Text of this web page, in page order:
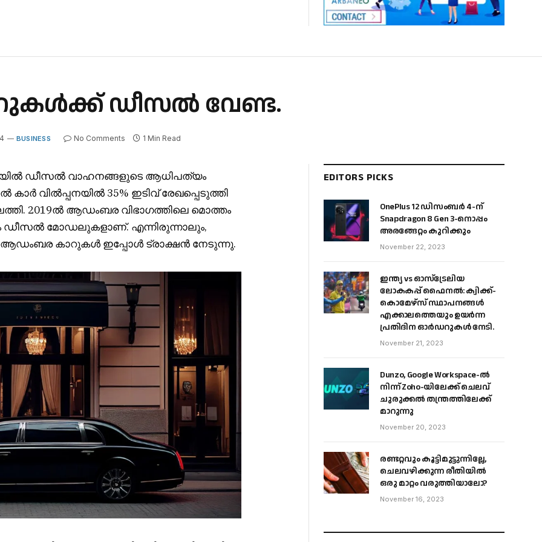
ഡീസൽ വേണ്ട.
BUSINESS No Comments 1 Min Read
ഡീസൽ വാഹനങ്ങളുടെ ആധിപത്യം
വിൽപ്പനയിൽ 35% ഇടിവ് രേഖപ്പെടുത്തി
2019ൽ ആഡംബര വിഭാഗത്തിലെ മൊത്തം
ഡീസൽ മോഡലുകളാണ്. എന്നിരുന്നാലും,
ആഡംബര കാറുകൾ ഇപ്പോൾ ട്രാക്ഷൻ നേടുന്നു.
EDITORS PICKS
OnePlus 12 ഡിസംബർ 4-ന്
Snapdragon 8 Gen 3-നൊപ്പം
അരങ്ങേറ്റം കുറിക്കും
November 22, 2023
ഇന്ത്യ vs ഓസ്‌ട്രേലിയ
ലോകകപ്പ് ഫൈനൽ: ക്വിക്ക്-
കൊമേഴ്‌സ് സ്ഥാപനങ്ങൾ
എക്കാലത്തെയും ഉയർന്ന
പ്രതിദിന ഓർഡറുകൾ നേടി.
November 21, 2023
Dunzo, Google Workspace-ൽ
നിന്ന് Zoho-യിലേക്ക് ചെലവ്
ചുരുക്കൽ തന്ത്രത്തിലേക്ക്
മാറുന്നു
November 20, 2023
രണ്ടറ്റവും കൂട്ടിമുട്ടുന്നില്ലേ,
ചെലവഴിക്കുന്ന രീതിയിൽ
ഒരു മാറ്റം വരുത്തിയാലോ?
November 16, 2023